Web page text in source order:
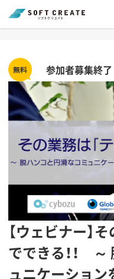
参加者募集終了
【ウェビナー】
でできる！！
ュニケーション